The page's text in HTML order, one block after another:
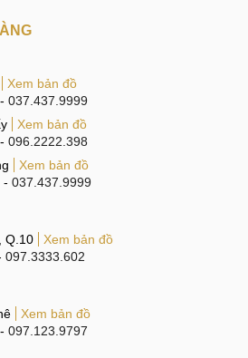
Reno14 Pro 5G Uy
hàng có trải nghiệm sử dụng an
tôi luôn đảm bảo quý khách
chất lượng Uy tín nhất cho dịch
Pro 5G.
kiện Zin 100%
nhất là cam kết đầu tiên chúng tôi
dịch vụ tại MobileCity Care.
Xem bản đồ
- 037.437.9999
Xem bản đồ
- 096.2222.398
Xem bản đồ
- 037.437.9999
Q.10
Xem bản đồ
097.3333.602
Xem bản đồ
- 097.123.9797